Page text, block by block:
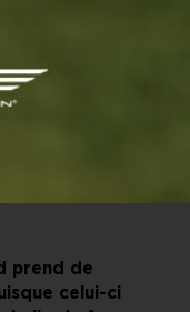
prend de
celui-ci